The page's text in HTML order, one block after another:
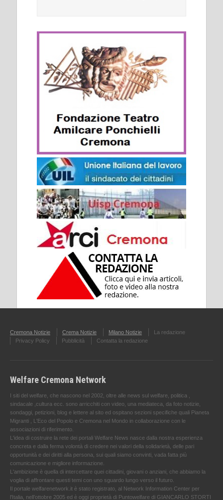
Cremona Notizie Crema Notizie Milano Notizie
La redazione
Privacy Policy
Pubblicità Contatta la redazione
Welfare Cremona Network
I siti del welfare, che nascono nel 2002, oltre alle news sul welfare, politica ,
sindacale ,cultura ecc. sono arricchiti con video, una mediateca, da foto notizie,
sondaggi, petizioni, blog e lettere al sito ed ospitano sezioni specifiche quali Pianeta
Migranti , L'Eco del Popolo e Cremona nel Mondo in collaborazione con le
associazioni di riferimento.
L'idea di costruire la rete dei portali Welfare News nasce dalla nostra esperienza
concreta e dalla ferma volontà di credere nei valori della solidarietà, delle pari
opportunità e dei diritti alla persona, sui quali siamo convinti, vada fatta più
comunicazione e migliore informazione.
L'ambizione è quella di intercettare quei cittadini, giovani o anziani, che abbiamo la
voglia di affrontare questi temi con uno sguardo lungo verso il futuro.
Il portale welfarenetwork.it è stato registrato, al Network Information Center per
l'Italia, nell’ottobre 2005 ed è oggi proprietà di Puntowelfare di GIANCARLO STORTI